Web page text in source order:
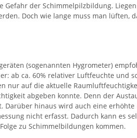
der Schimmelpilzbildung.
Doch wie lange muss man lüften,
(sogenannten Hygrometer)
ab ca. 60% relativer Luftfeuchte und
auf die aktuelle
abgeben konnte. Denn der
hinaus wird auch eine
nicht erfasst. Dadurch kann es
zu Schimmelbildungen kommen.